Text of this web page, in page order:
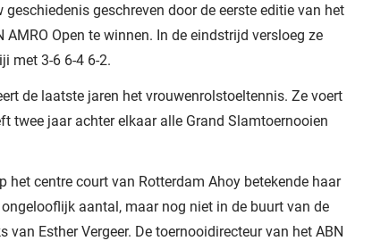
geschreven door de eerste editie van het
AMRO Open te winnen. In de eindstrijd versloeg ze
met 3-6 6-4 6-2.
de laatste jaren het vrouwenrolstoeltennis. Ze voert
twee jaar achter elkaar alle Grand Slamtoernooien
het centre court van Rotterdam Ahoy betekende haar
aantal, maar nog niet in de buurt van de
van Esther Vergeer. De toernooidirecteur van het ABN